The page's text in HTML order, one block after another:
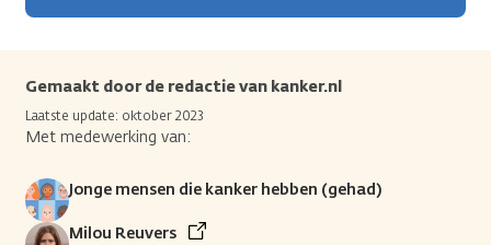
Gemaakt door de redactie van kanker.nl
Laatste update: oktober 2023
Met medewerking van:
Jonge mensen die kanker hebben (gehad)
Milou Reuvers